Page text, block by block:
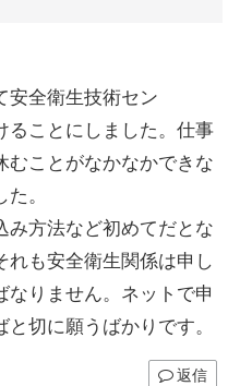
安全衛生技術セン
ることにしました。仕事
むことがなかなかできな
。
み方法など初めてだとな
れも安全衛生関係は申し
りません。ネットで申
切に願うばかりです。
返信